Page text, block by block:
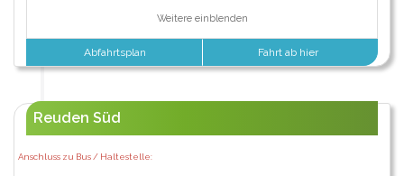
Weitere einblenden
Abfahrtsplan Fahrt ab hier
Reuden Süd
Anschluss zu Bus / Haltestelle: